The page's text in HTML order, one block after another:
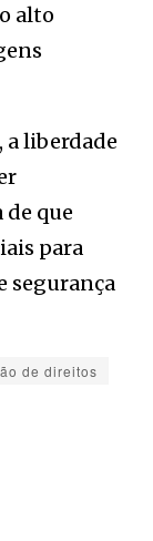
alto
a liberdade
que
para
segurança
de direitos